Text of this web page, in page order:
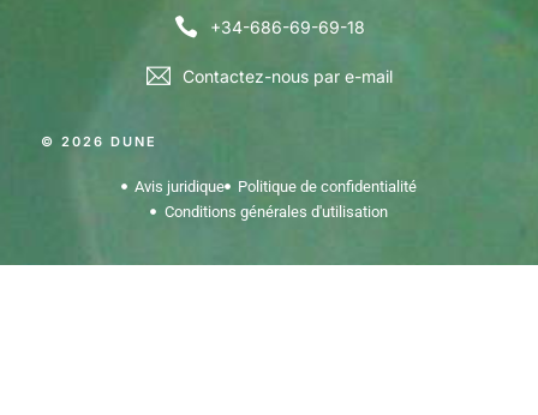
+34-686-69-69-18
Contactez-nous par e-mail
© 2026 DUNE
Avis juridique
Politique de confidentialité
Conditions générales d'utilisation